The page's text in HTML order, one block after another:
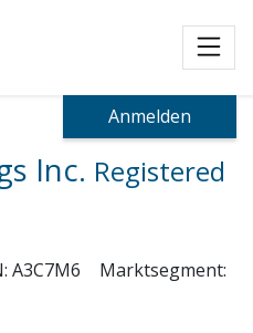
Anmelden
Inc. Registered
A3C7M6
Marktsegment: